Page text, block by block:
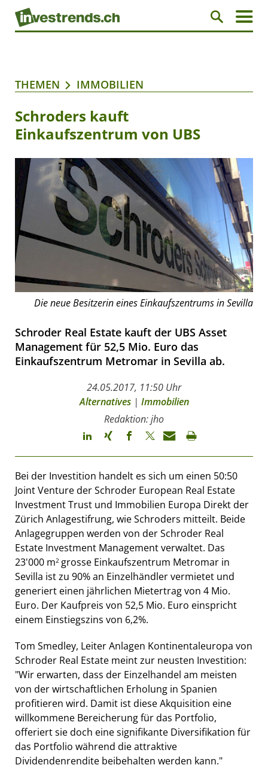
THEMEN IMMOBILIEN
Schroders kauft
Einkaufszentrum von UBS
Die neue Besitzerin eines Einkaufszentrums in Sevilla
Schroder Real Estate kauft der UBS Asset
Management für 52,5 Mio. Euro das
Einkaufszentrum Metromar in Sevilla ab.
24.05.2017, 11:50 Uhr
Alternatives| Immobilien
Redaktion: jho
Bei der Investition handelt es sich um einen 50:50
Joint Venture der Schroder European Real Estate
Investment Trust und Immobilien Europa Direkt der
Zürich Anlagestifrung, wie Schroders mitteilt. Beide
Anlagegruppen werden von der Schroder Real
Estate Investment Management verwaltet. Das
23'000 m2 grosse Einkaufszentrum Metromar in
Sevilla ist zu 90% an Einzelhändler vermietet und
generiert einen jährlichen Mietertrag von 4 Mio.
Euro. Der Kaufpreis von 52,5 Mio. Euro einspricht
einem Einstiegszins von 6,2%.
Tom Smedley, Leiter Anlagen Kontinentaleuropa von
Schroder Real Estate meint zur neusten Investition:
"Wir erwarten, dass der Einzelhandel am meisten
von der wirtschaftlichen Erholung in Spanien
profitieren wird. Damit ist diese Akquisition eine
willkommene Bereicherung für das Portfolio,
offeriert sie doch eine signifikante Diversifikation für
das Portfolio während die attraktive
Dividendenrendite beibehalten werden kann."